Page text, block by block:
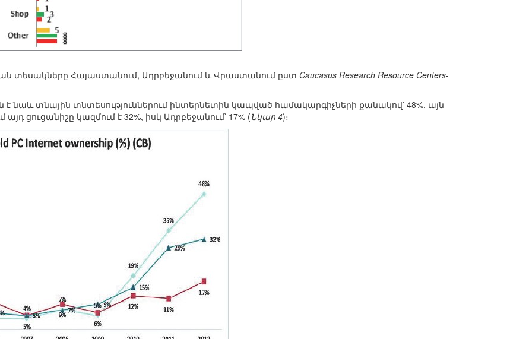
տեսակները Հայաստանում, Ադրբեջանում և Վրաստանում ըստ Caucasus Research Resource Centers-
տնային տնտեսություններում ինտերնետին կապված համակարգիչների քանակով՝ 48%, այն
ցուցանիշը կազմում է 32%, իսկ Ադրբեջանում՝ 17% (Նկար 4)։